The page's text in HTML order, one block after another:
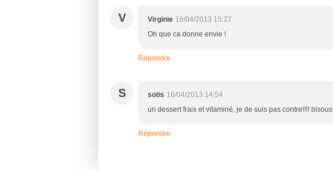
V Virginie 16/04/2013 15:27
Oh que ca donne envie !
Répondre
S sotis 16/04/2013 14:54
un dessert frais et vitaminé, je de suis pas contre!!!! bisous
Répondre